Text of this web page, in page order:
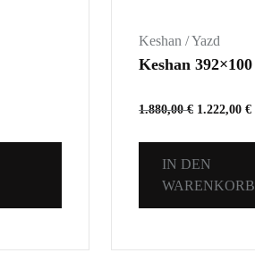
Keshan / Yazd
Keshan 392×100
1.880,00€ 1.222,00 €
IN DEN
WARENKORB